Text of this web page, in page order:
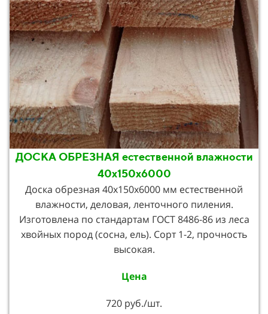
ДОСКА ОБРЕЗНАЯ естественной влажности
40х150х6000
Доска обрезная 40х150х6000 мм естественной
влажности, деловая, ленточного пиления.
Изготовлена по стандартам ГОСТ 8486-86 из леса
хвойных пород (сосна, ель). Сорт 1-2, прочность
высокая.
Цена
720 руб./шт.